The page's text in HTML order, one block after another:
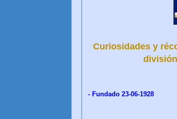
Curiosidades y
- Fundado 23-06-1928